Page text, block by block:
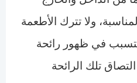
ولا تترك الأطعمة
في ظهور رائحة
تلك الرائحة